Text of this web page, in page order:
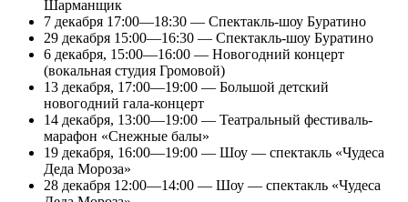
Шарманщик
7 декабря 17:00—18:30 — Спектакль-шоу Буратино
29 декабря 15:00—16:30 — Спектакль-шоу Буратино
6 декабря, 15:00—16:00 — Новогодний концерт
(вокальная студия Громовой)
13 декабря, 17:00—19:00 — Большой детский
новогодний гала-концерт
14 декабря, 13:00—19:00 — Театральный фестиваль-
марафон «Снежные балы»
19 декабря, 16:00—19:00 — Шоу — спектакль «Чудеса
Деда Мороза»
28 декабря 12:00—14:00 — Шоу — спектакль «Чудеса